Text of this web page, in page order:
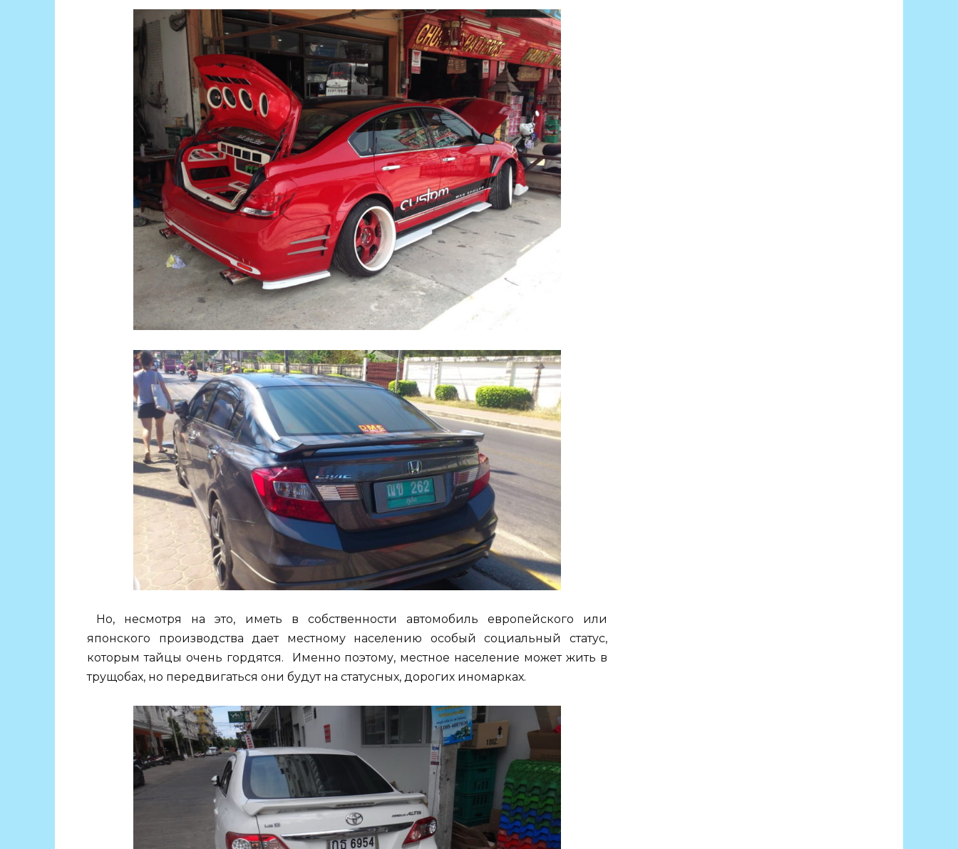
Но, несмотря на это, иметь в собственности автомобиль европейского или
японского производства дает местному населению особый социальный статус,
которым тайцы очень гордятся. Именно поэтому, местное население может жить в
трущобах, но передвигаться они будут на статусных, дорогих иномарках.